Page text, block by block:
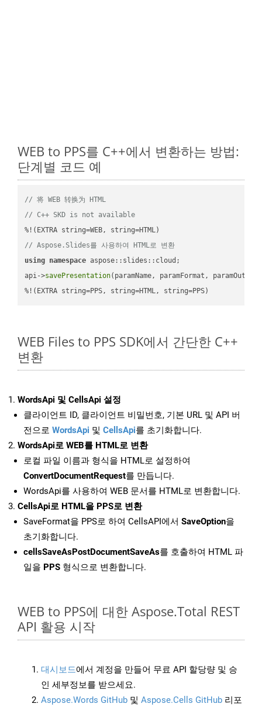
WEB to PPS를 C++에서 변환하는 방법:
단계별 코드 예
// 将 WEB 转换为 HTML
// C++ SKD is not available
// Aspose.Slides를 사용하여 HTML로 변환
using namespace aspose::slides::cloud;
api->savePresentation(paramName, paramFormat,
%!(EXTRA string=PPS, string=HTML, string=PPS)
WEB Files to PPS SDK에서 간단한 C++
변환
WordsApi 및 CellsApi 설정
클라이언트 ID, 클라이언트 비밀번호, 기본 URL 및 API 버
전으로 WordsApi 및 CellsApi를 초기화합니다.
WordsApi로 WEB를 HTML로 변환
로컬 파일 이름과 형식을 HTML로 설정하여
ConvertDocumentRequest를 만듭니다.
WordsApi를 사용하여 WEB 문서를 HTML로 변환합니다.
CellsApi로 HTML을 PPS로 변환
SaveFormat을 PPS로 하여 CellsAPI에서 SaveOption을
초기화합니다.
cellsSaveAsPostDocumentSaveAs를 호출하여 HTML 파
일을 PPS 형식으로 변환합니다.
WEB to PPS에 대한 Aspose.Total REST
API 활용 시작
대시보드에서 계정을 만들어 무료 API 할당량 및 승
인 세부정보를 받으세요.
Aspose.Words GitHub 및 Aspose.Cells GitHub 리포